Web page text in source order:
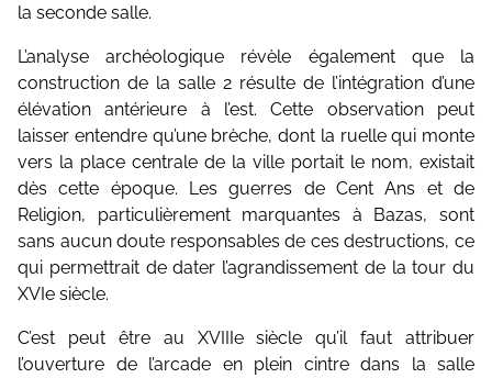
la seconde salle.
L’analyse archéologique révèle également que la
construction de la salle 2 résulte de l’intégration d’une
élévation antérieure à l’est. Cette observation peut
laisser entendre qu’une brèche, dont la ruelle qui monte
vers la place centrale de la ville portait le nom, existait
dès cette époque. Les guerres de Cent Ans et de
Religion, particulièrement marquantes à Bazas, sont
sans aucun doute responsables de ces destructions, ce
qui permettrait de dater l’agrandissement de la tour du
XVIe siècle.
C’est peut être au XVIIIe siècle qu’il faut attribuer
l’ouverture de l’arcade en plein cintre dans la salle